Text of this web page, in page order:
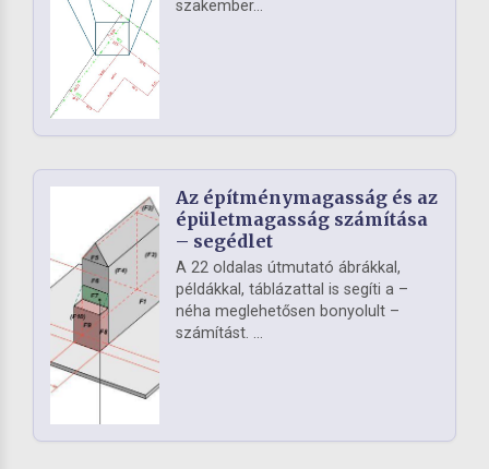
szakember...
Az építménymagasság és az
épületmagasság számítása
– segédlet
A 22 oldalas útmutató ábrákkal,
példákkal, táblázattal is segíti a –
néha meglehetősen bonyolult –
számítást. ...